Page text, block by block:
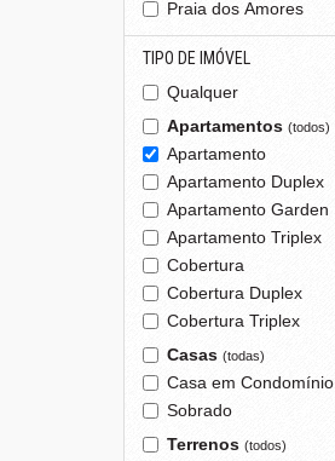
Praia dos Amores
TIPO DE IMÓVEL
Qualquer
Apartamentos (todos)
Apartamento
Apartamento Duplex
Apartamento Garden
Apartamento Triplex
Cobertura
Cobertura Duplex
Cobertura Triplex
Casas (todas)
Casa em Condomínio
Sobrado
Terrenos (todos)